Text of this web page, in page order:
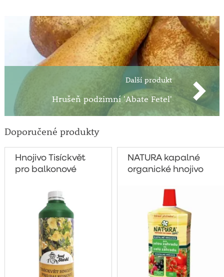
Další produkt
Hrušeň podzimní 'Abate Fetel'
Doporučené produkty
Hnojivo Tisíckvět
pro balkonové
NATURA kapalné
organické hnojivo